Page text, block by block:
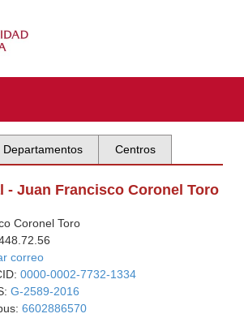
Departamentos Centros
- Juan Francisco Coronel Toro
Coronel Toro
correo
0000-0002-7732-1334
G-2589-2016
6602886570